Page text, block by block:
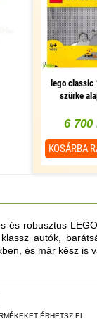
lego
szürke
6 700
KOSÁRBA
robusztus
autók,
és már kész is
ÉRHETSZ EL: